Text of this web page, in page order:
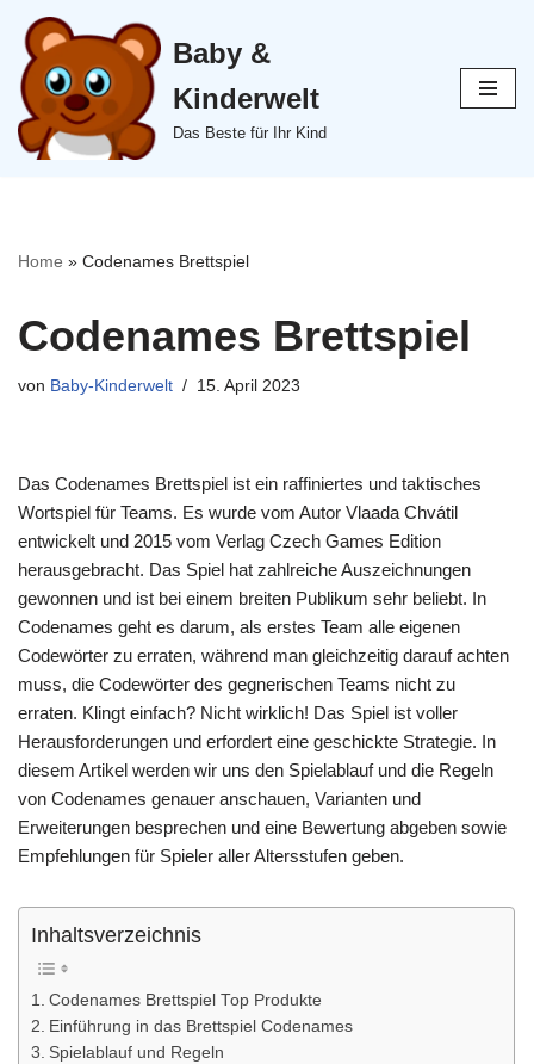
Zum
Inhalt
springen
Baby &
Kinderwelt
Das Beste für Ihr Kind
Home » Codenames Brettspiel
Codenames Brettspiel
von Baby-Kinderwelt 15. April 2023
Das Codenames Brettspiel ist ein raffiniertes und taktisches
Wortspiel für Teams. Es wurde vom Autor Vlaada Chvátil
entwickelt und 2015 vom Verlag Czech Games Edition
herausgebracht. Das Spiel hat zahlreiche Auszeichnungen
gewonnen und ist bei einem breiten Publikum sehr beliebt. In
Codenames geht es darum, als erstes Team alle eigenen
Codewörter zu erraten, während man gleichzeitig darauf achten
muss, die Codewörter des gegnerischen Teams nicht zu
erraten. Klingt einfach? Nicht wirklich! Das Spiel ist voller
Herausforderungen und erfordert eine geschickte Strategie. In
diesem Artikel werden wir uns den Spielablauf und die Regeln
von Codenames genauer anschauen, Varianten und
Erweiterungen besprechen und eine Bewertung abgeben sowie
Empfehlungen für Spieler aller Altersstufen geben.
Inhaltsverzeichnis
Codenames Brettspiel Top Produkte
Einführung in das Brettspiel Codenames
Spielablauf und Regeln